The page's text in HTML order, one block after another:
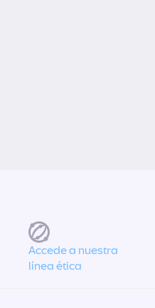
Accede a nuestra
línea ética